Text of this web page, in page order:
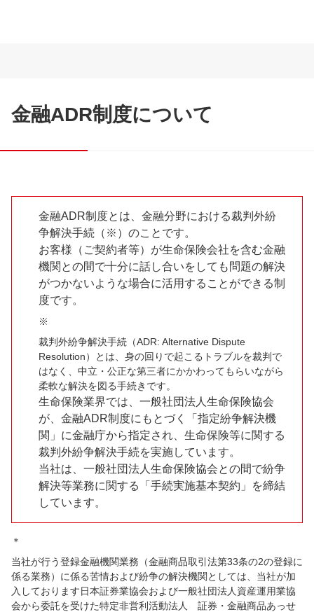
金融ADR制度について
金融ADR制度とは、金融分野における裁判外紛
争解決手続（※）のことです。
お客様（ご契約者等）が生命保険会社を含む金融
機関との間で十分に話し合いをしても問題の解決
がつかないような場合に活用することができる制
度です。
※
裁判外紛争解決手続（ADR: Alternative Dispute
Resolution）とは、身の回りで起こるトラブルを裁判で
はなく、中立・公正な第三者にかかわってもらいながら
柔軟な解決を図る手続きです。
生命保険業界では、一般社団法人生命保険協会
が、金融ADR制度にもとづく「指定紛争解決機
関」に金融庁から指定され、生命保険等に関する
裁判外紛争解決手続を実施しています。
当社は、一般社団法人生命保険協会との間で紛争
解決等業務に関する「手続実施基本契約」を締結
しています。
＊
当社が行う登録金融機関業務（金融商品取引法第33条の2の登録に
係る業務）に係る苦情および紛争の解決機関としては、当社が加
入しております日本証券業協会および一般社団法人資産運用業協
会から委託を受けた特定非営利活動法人 証券・金融商品あっせ